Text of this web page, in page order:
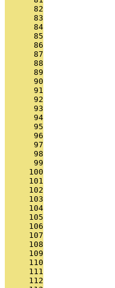
      82
      83
      84
      85
      86
      87
      88
      89
      90
      91
      92
      93
      94
      95
      96
      97
      98
      99
     100
     101
     102
     103
     104
     105
     106
     107
     108
     109
     110
     111
     112